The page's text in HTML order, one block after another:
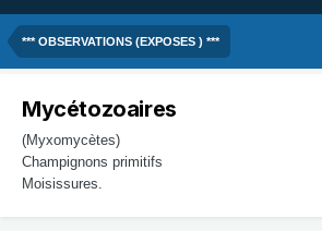
*** OBSERVATIONS (EXPOSES ) ***
Mycétozoaires
(Myxomycètes)
Champignons primitifs
Moisissures.